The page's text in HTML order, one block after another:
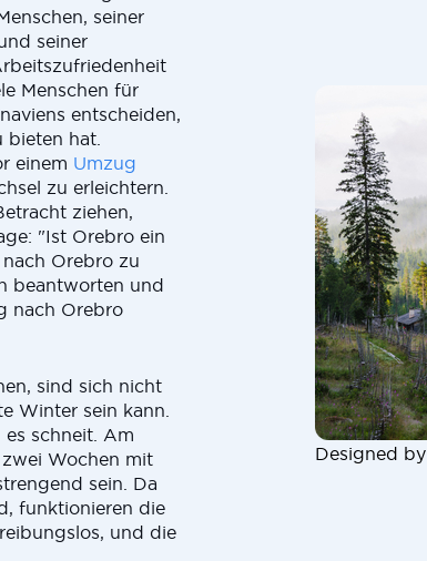
seiner
seiner
Menschen für
entscheiden,
hat.
einem Umzug
zu erleichtern.
ziehen,
"Ist Orebro ein
Orebro zu
beantworten und
nach Orebro
sind sich nicht
Winter sein kann.
schneit. Am
Wochen mit
sein. Da
funktionieren die
und die
Designed by